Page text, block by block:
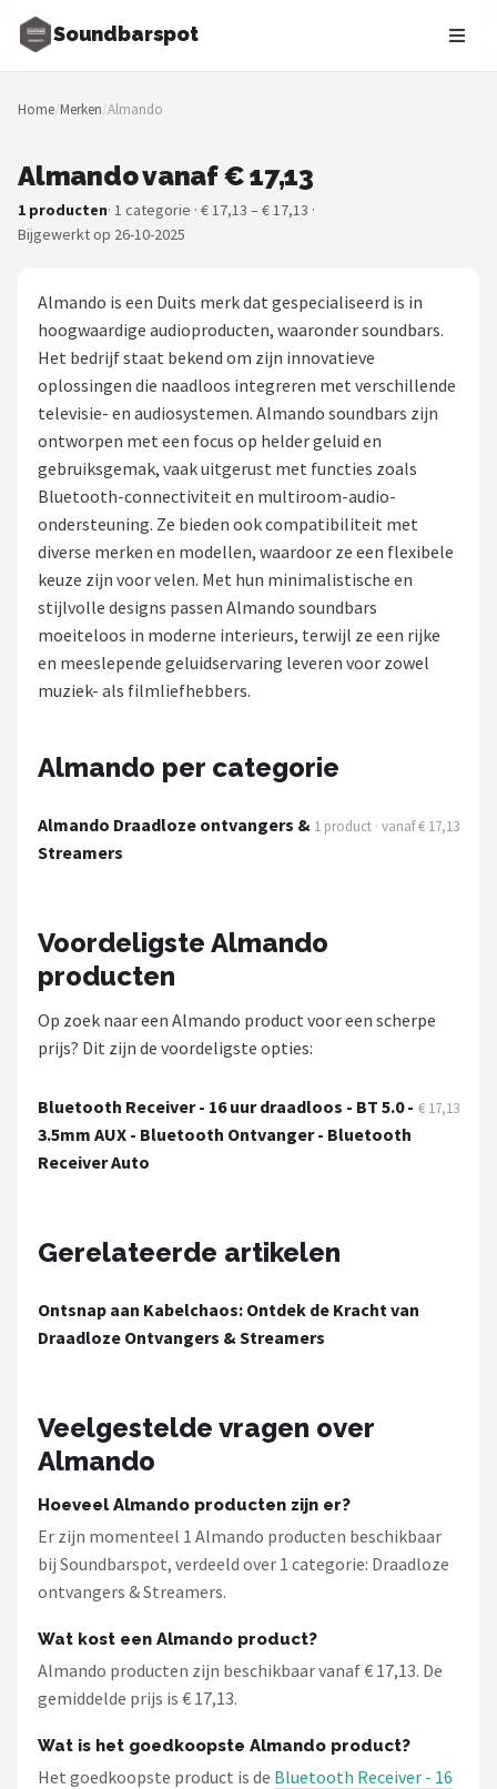
Soundbarspot
Zoeken
NAVIGATIE
Merken
Muziekstijlen
Sonos
Samsung
POPULAIRE MERKEN
Power Dynamics
Soundskins
ArtSound
JBL
Fenton
Ultimea
Carlinkit
Alle merken →
Home/Merken/Almando
Almando vanaf € 17,13
1 producten· 1 categorie · € 17,13 – € 17,13 ·
Bijgewerkt op 26-10-2025
Almando is een Duits merk dat gespecialiseerd is in
hoogwaardige audioproducten, waaronder soundbars.
Het bedrijf staat bekend om zijn innovatieve
oplossingen die naadloos integreren met verschillende
televisie- en audiosystemen. Almando soundbars zijn
ontworpen met een focus op helder geluid en
gebruiksgemak, vaak uitgerust met functies zoals
Bluetooth-connectiviteit en multiroom-audio-
ondersteuning. Ze bieden ook compatibiliteit met
diverse merken en modellen, waardoor ze een flexibele
keuze zijn voor velen. Met hun minimalistische en
stijlvolle designs passen Almando soundbars
moeiteloos in moderne interieurs, terwijl ze een rijke
en meeslepende geluidservaring leveren voor zowel
muziek- als filmliefhebbers.
Almando per categorie
Almando Draadloze ontvangers &
Streamers
1 product · vanaf € 17,13
Voordeligste Almando
producten
Op zoek naar een Almando product voor een scherpe
prijs? Dit zijn de voordeligste opties:
Bluetooth Receiver - 16 uur draadloos - BT 5.0 -
3.5mm AUX - Bluetooth Ontvanger - Bluetooth
Receiver Auto
€ 17,13
Gerelateerde artikelen
Ontsnap aan Kabelchaos: Ontdek de Kracht van
Draadloze Ontvangers & Streamers
Veelgestelde vragen over
Almando
Hoeveel Almando producten zijn er?
Er zijn momenteel 1 Almando producten beschikbaar
bij Soundbarspot, verdeeld over 1 categorie: Draadloze
ontvangers & Streamers.
Wat kost een Almando product?
Almando producten zijn beschikbaar vanaf € 17,13. De
gemiddelde prijs is € 17,13.
Wat is het goedkoopste Almando product?
Het goedkoopste product is de Bluetooth Receiver - 16